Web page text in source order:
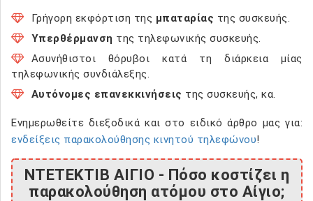
Γρήγορη εκφόρτιση της μπαταρίας της συσκευής.
Υπερθέρμανση της τηλεφωνικής συσκευής.
Ασυνήθιστοι θόρυβοι κατά τη διάρκεια μίας
τηλεφωνικής συνδιάλεξης.
Αυτόνομες επανεκκινήσεις της συσκευής, κα.
Ενημερωθείτε διεξοδικά και στο ειδικό άρθρο μας για:
ενδείξεις παρακολούθησης κινητού τηλεφώνου!
ΝΤΕΤΕΚΤΙΒ ΑΙΓΙΟ - Πόσο κοστίζει η
παρακολούθηση ατόμου στο Αίγιο;